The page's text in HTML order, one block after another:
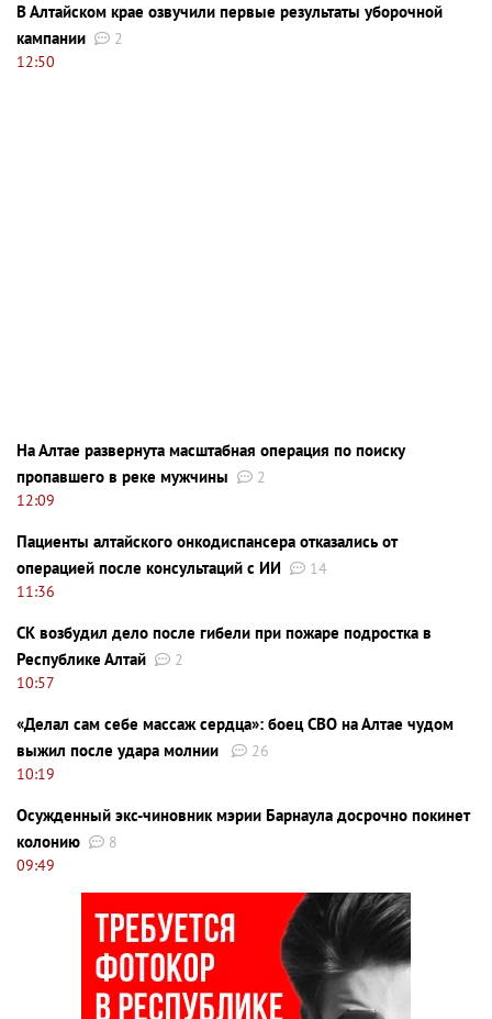
В Алтайском крае озвучили первые результаты уборочной
кампании
2
12:50
На Алтае развернута масштабная операция по поиску
пропавшего в реке мужчины
2
12:09
Пациенты алтайского онкодиспансера отказались от
операцией после консультаций с ИИ
14
11:36
СК возбудил дело после гибели при пожаре подростка в
Республике Алтай
2
10:57
«Делал сам себе массаж сердца»: боец СВО на Алтае чудом
выжил после удара молнии
26
10:19
Осужденный экс-чиновник мэрии Барнаула досрочно покинет
колонию
8
09:49